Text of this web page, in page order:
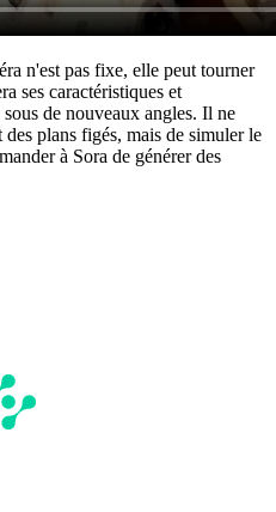
n'est pas fixe, elle peut tourner
ses caractéristiques et
de nouveaux angles. Il ne
plans figés, mais de simuler le
à Sora de générer des